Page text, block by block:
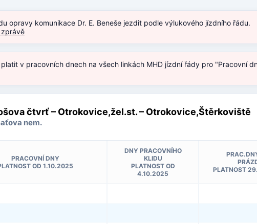
opravy komunikace Dr. E. Beneše jezdit podle výlukového jízdního řádu.
v pracovních dnech na všech linkách MHD jízdní řády pro "Pracovní
čtvrť – Otrokovice,žel.st. – Otrokovice,Štěrkoviště
nem.
PRACOVNÍ DNY
OD 1.10.2025
DNY PRACOVNÍHO
KLIDU
PLATNOST OD
4.10.2025
PLATNOST